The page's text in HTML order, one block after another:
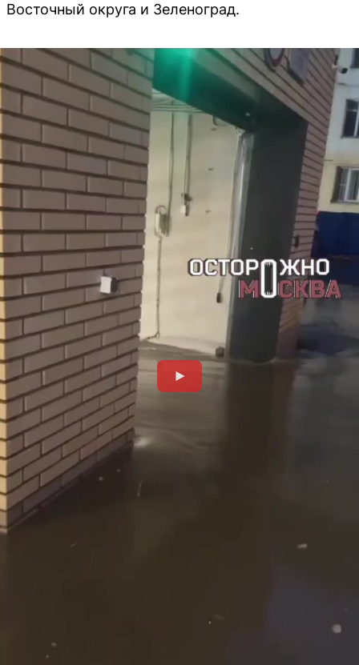
Восточный округа и Зеленоград.